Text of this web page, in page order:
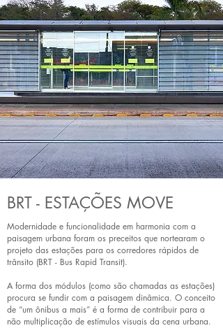
BRT - ESTAÇÕES MOVE
Modernidade e funcionalidade em harmonia com a
paisagem urbana foram os preceitos que nortearam o
projeto das estações para os corredores rápidos de
trânsito (BRT - Bus Rapid Transit).
A forma dos módulos (como são chamadas as estações)
procura se fundir com a paisagem dinâmica. O conceito
de “um ônibus a mais” é a forma de contribuir para a
não multiplicação de estímulos visuais da cena urbana.